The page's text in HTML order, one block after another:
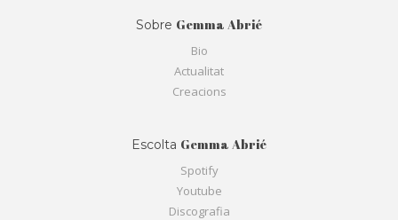
Sobre Gemma Abrié
Bio
Actualitat
Creacions
Escolta Gemma Abrié
Spotify
Youtube
Discografia